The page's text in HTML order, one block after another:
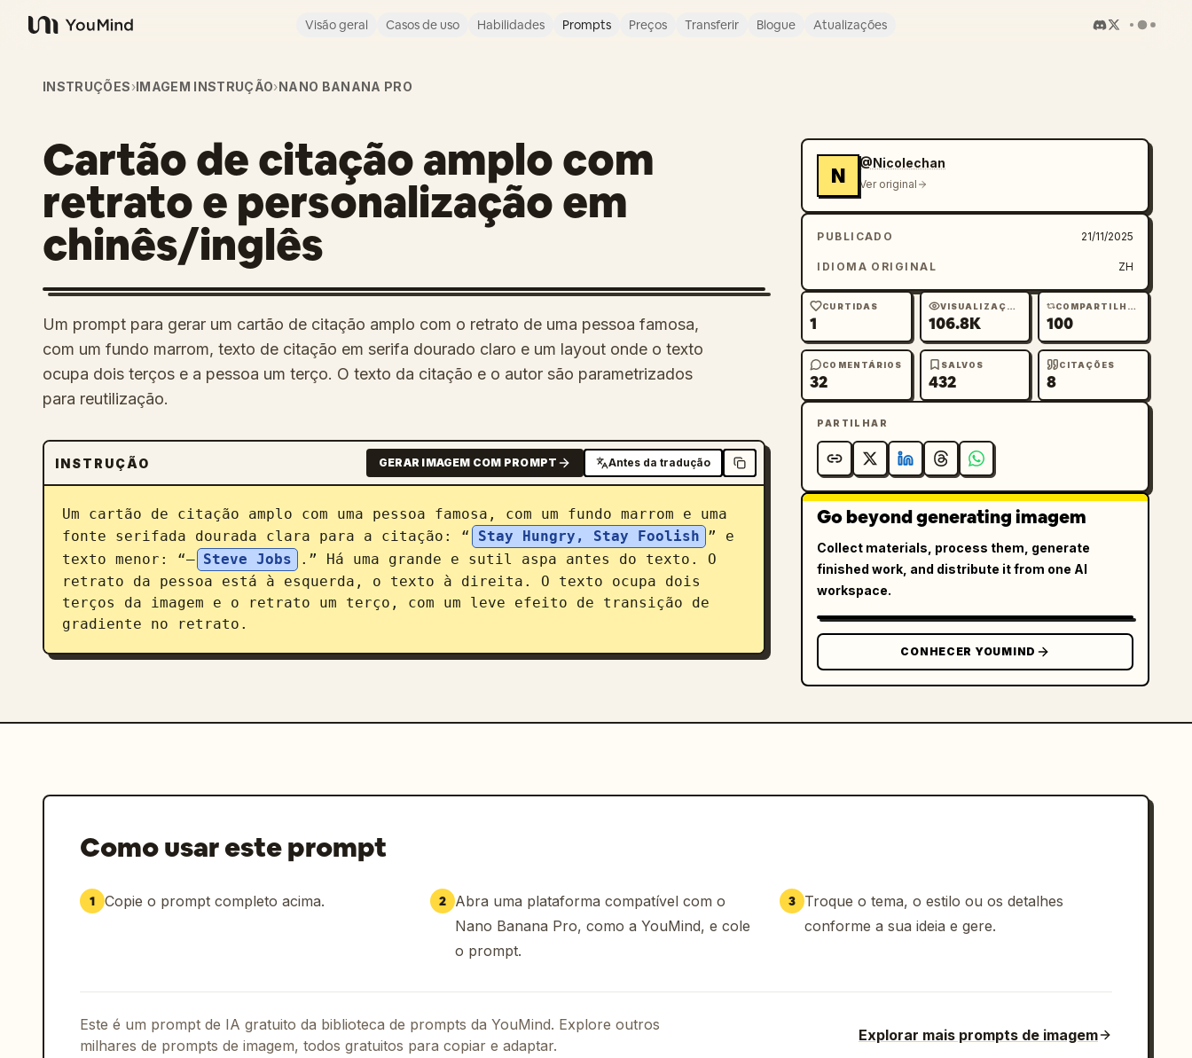
YouMind
Visão geral Casos de uso Habilidades Prompts Preços Transferir Blogue Atualizações
INSTRUÇÕES›IMAGEM INSTRUÇÃO›NANO BANANA PRO
Cartão de citação amplo com
retrato e personalização em
chinês/inglês
Um prompt para gerar um cartão de citação amplo com o retrato de uma pessoa famosa,
com um fundo marrom, texto de citação em serifa dourado claro e um layout onde o texto
ocupa dois terços e a pessoa um terço. O texto da citação e o autor são parametrizados
para reutilização.
INSTRUÇÃO GERAR IMAGEM COM PROMPT Antes da tradução
Um cartão de citação amplo com uma pessoa famosa, com um fundo marrom e uma
fonte serifada dourada clara para a citação: “
Stay Hungry, Stay Foolish ” e
texto menor: “— Steve Jobs
.” Há uma grande e sutil aspa antes do texto. O
retrato da pessoa está à esquerda, o texto à direita. O texto ocupa dois
terços da imagem e o retrato um terço, com um leve efeito de transição de
gradiente no retrato.
N
@Nicolechan
Ver original
PUBLICADO 21/11/2025
IDIOMA ORIGINAL ZH
CURTIDAS
1
VISUALIZAÇÕES
106.8K
COMPARTILHAMENTOS
100
COMENTÁRIOS
32
SALVOS
432
CITAÇÕES
8
PARTILHAR
Go beyond generating imagem
Collect materials, process them, generate
finished work, and distribute it from one AI
workspace.
CONHECER YOUMIND
Como usar este prompt
1 Copie o prompt completo acima. 2 Abra uma plataforma compatível com o
Nano Banana Pro, como a YouMind, e cole
o prompt.
3
Troque o tema, o estilo ou os detalhes
conforme a sua ideia e gere.
Este é um prompt de IA gratuito da biblioteca de prompts da YouMind. Explore outros
milhares de prompts de imagem, todos gratuitos para copiar e adaptar.
Explorar mais prompts de imagem